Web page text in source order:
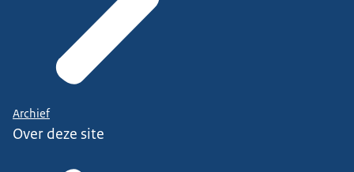
Archief
Over deze site